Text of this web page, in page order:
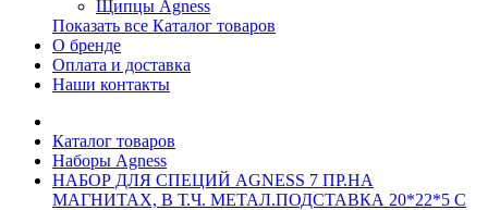
Щипцы Agness
Показать все Каталог товаров
О бренде
Оплата и доставка
Наши контакты
Каталог товаров
Наборы Agness
НАБОР ДЛЯ СПЕЦИЙ AGNESS 7 ПР.НА
МАГНИТАХ, В Т.Ч. МЕТАЛ.ПОДСТАВКА 20*22*5 С